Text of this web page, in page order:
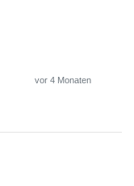
vor 4 Monaten